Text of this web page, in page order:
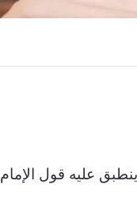
عليه قول الإمام